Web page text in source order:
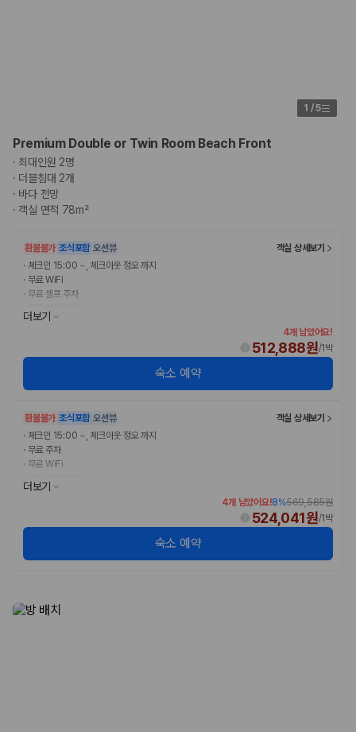
1 /5
Premium Double or Twin Room Beach Front
· 최대인원 2명
· 더블침대 2개
· 바다 전망
·객실 면적 78m²
환불불가 조식포함 오션뷰
객실 상세보기
· 체크인 15:00 ~, 체크아웃 정오 까지
· 무료 WiFi
· 무료 셀프 주차
무료 아침 식사
더보기
4개 남았어요!
512,888원/1박
숙소 예약
환불불가 조식포함 오션뷰
객실 상세보기
· 체크인 15:00 ~, 체크아웃 정오 까지
· 무료 주차
· 무료 WiFi
무료 아침 식사
더보기
4개 남았어요!8%569,585원
524,041원/1박
숙소 예약